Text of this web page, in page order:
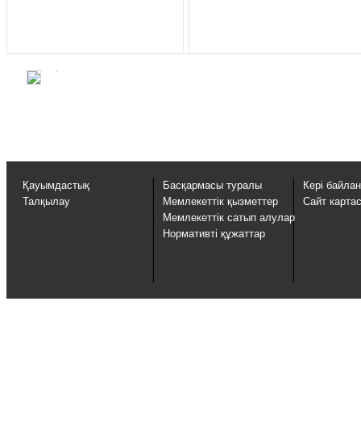
Қауымдастық
Талқылау
Басқармасы туралы
Мемлекеттік қызметтер
Мемлекеттік сатып алулар
Нормативті құжаттар
Кері
Сайт